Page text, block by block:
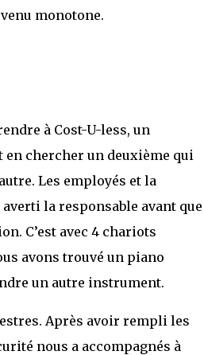
monotone.
à Cost-U-less, un
chercher un deuxième qui
Les employés et la
la responsable avant que
C’est avec 4 chariots
avons trouvé un piano
un autre instrument.
Après avoir rempli les
nous a accompagnés à